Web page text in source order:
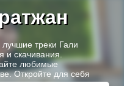
треки Гали
и скачивания.
любимые
Откройте для себя
артистов